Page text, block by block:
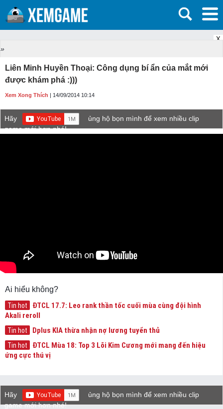
X
»
Liên Minh Huyền Thoại: Công dụng bí ẩn của mắt mới
được khám phá :)))
Xem Xong Thích | 14/09/2014 10:14
Hãy
ủng hộ bọn mình để xem nhiều clip
game mới hơn nhé!
Ai hiểu không?
Tin hot
ĐTCL 17.7: Leo rank thần tốc cuối mùa cùng đội hình
Akali reroll
Tin hot Dplus KIA thừa nhận nợ lương tuyển thủ
Tin hot
ĐTCL Mùa 18: Top 3 Lõi Kim Cương mới mang đến hiệu
ứng cực thú vị
Hãy
ủng hộ bọn mình để xem nhiều clip
game mới hơn nhé!